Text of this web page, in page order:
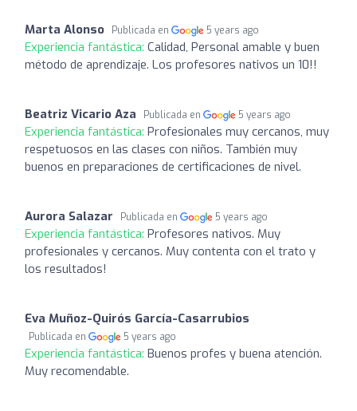
Marta Alonso Publicada en 5 years ago
Experiencia fantástica: Calidad, Personal amable y buen
método de aprendizaje. Los profesores nativos un 10!!
Beatriz Vicario Aza Publicada en 5 years ago
Experiencia fantástica: Profesionales muy cercanos, muy
respetuosos en las clases con niños. También muy
buenos en preparaciones de certificaciones de nivel.
Aurora Salazar Publicada en 5 years ago
Experiencia fantástica: Profesores nativos. Muy
profesionales y cercanos. Muy contenta con el trato y
los resultados!
Eva Muñoz-Quirós García-Casarrubios
Publicada en 5 years ago
Experiencia fantástica: Buenos profes y buena atención.
Muy recomendable.